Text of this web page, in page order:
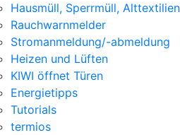
Hausmüll, Sperrmüll, Alttextilien
Rauchwarnmelder
Stromanmeldung/-abmeldung
Heizen und Lüften
KIWI öffnet Türen
Energietipps
Tutorials
termios